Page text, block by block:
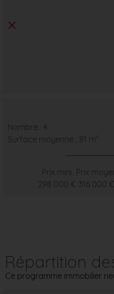
Nombre : 4
Surface moyenne : 81 m²
Prix mini
298 000 €
Prix
316 000 €
Répartition
Ce programme immobilier